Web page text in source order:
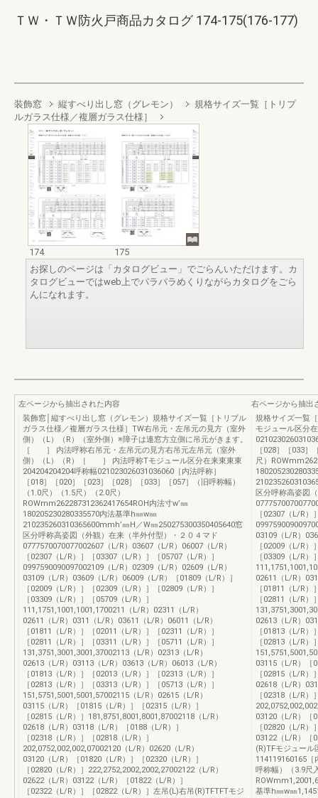
ＴＷ・ＴＷ防火戸商品カタログ 174-175(176-177)
装飾窓 縦すべり出し窓（グレモン）
規格サイズ一覧［トリプ
ルガラス仕様／複層ガラス仕様］
174
175
お探しのページは「カタログビュー」でごらんいただけます。カ
タログビューではweb上でパラパラめくりながらカタログをごら
んになれます。
左ページから抽出された内容
装飾窓│縦すべり出し窓（グレモン）規格サイズ一覧［トリプル
ガラス仕様／複層ガラス仕様］TW右吊元・左吊元の見方（室外
側）（L）（R）（室外側）※障子は連窓方立側に吊元がきます。
［ ］ 内法呼称右吊元・左吊元の見方右吊元左吊元（室外
側）（L）（R）［ ］ 内法呼称Tモジュール区分在来東東東
204204204204呼称幅021023026031036060［内法呼称］
［018］［020］［023］［028］［033］［057］（旧呼称幅）
（1.0尺）（1.5尺）（2.0尺）
ROWmm262287312362417654ROH内法寸w’㎜
180205230280335570内法基準h㎜w㎜
210235260310365600mmh’㎜H／W㎜250275300350405640窓
区分呼称高姿図（外観）在来（半外付型）・２０４マド
0777570070077002607（L/R）03607（L/R）06007（L/R）
［02307（L/R）］［03307（L/R）］［05707（L/R）］
0997590090097002109（L/R）02309（L/R）02609（L/R）
03109（L/R）03609（L/R）06009（L/R）［01809（L/R）］
［02009（L/R）］［02309（L/R）］［02809（L/R）］
［03309（L/R）］［05709（L/R）］
111,1751,1001,1001,1700211（L/R）02311（L/R）
02611（L/R）0311（L/R）03611（L/R）06011（L/R）
［01811（L/R）］［02011（L/R）］［02311（L/R）］
［02811（L/R）］［03311（L/R）］［05711（L/R）］
131,3751,3001,3001,37002113（L/R）02313（L/R）
02613（L/R）03113（L/R）03613（L/R）06013（L/R）
［01813（L/R）］［02013（L/R）］［02313（L/R）］
［02813（L/R）］［03313（L/R）］［05713（L/R）］
151,5751,5001,5001,57002115（L/R）02615（L/R）
03115（L/R）［01815（L/R）］［02315（L/R）］
［02815（L/R）］181,8751,8001,8001,87002118（L/R）
02618（L/R）03118（L/R）［0188（L/R）］
［02318（L/R）］［02818（L/R）］
202,0752,002,002,07002120（L/R）02620（L/R）
03120（L/R）［01820（L/R）］［02320（L/R）］
［02820（L/R）］222,2752,2002,2002,27002122（L/R）
02622（L/R）03122（L/R）［01822（L/R）］
［02322（L/R）］［02822（L/R）］左吊(L)右吊(R)TFTFTモジ
右ページから抽出
規格サイズ一覧
モジュール区分
［028］［033
尺）
区分呼称高姿図
［02307（L/R
03109（L/R）
［02009（L/R
［03309（L/R
02611（L/R）
［01811（L/R
［02811（L/R
02613（L/R）
［01813（L/R
［02813（L/R
03115（L/R）［
［02815（L/R
02618（L/R）
［02318（L/R
03120（L/R）［
［02820（L/R
03122（L/R）［
(R)TFモジュール
114119160165
呼称幅）（3.9尺
基準h㎜w㎜